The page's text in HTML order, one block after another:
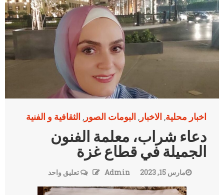
اخبار محلية, الاخبار , البومات الصور , الثقافية و الفنية
دعاء شراب، معلمة الفنون
الجميلة في قطاع غزة
مارس 15, 2023 Admin تعليق واحد